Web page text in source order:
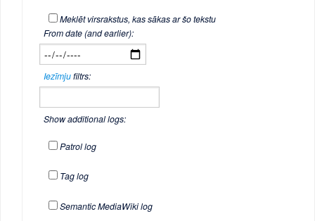
Meklēt virsrakstus, kas sākas ar šo tekstu
From date (and earlier):
Iezīmjufiltrs:
Show additional logs:
Patrol log
Tag log
Semantic MediaWiki log